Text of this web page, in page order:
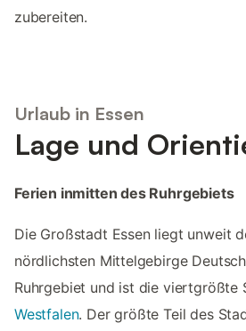
zubereiten.
Urlaub in Essen
Lage und
Ferien inmitten des Ruhrgebiets
Die Großstadt Essen liegt unweit
nördlichsten Mittelgebirge
Ruhrgebiet und ist die viertgrößte
Westfalen. Der größte Teil des